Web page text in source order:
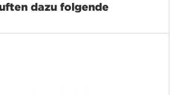
dazu folgende